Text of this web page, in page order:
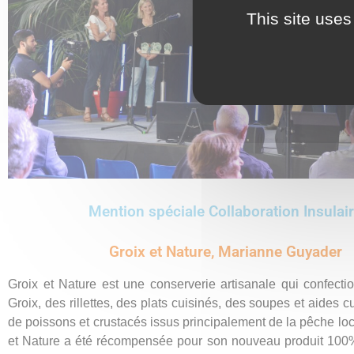
Mention spéciale Collaboration
Groix et Nature, Marianne Guyader
Groix et Nature est une conserverie artisanale qui
Groix, des rillettes, des plats cuisinés, des soupes et aides
de poissons et crustacés issus principalement de la pêche
et Nature a été récompensée pour son nouveau produit
This site